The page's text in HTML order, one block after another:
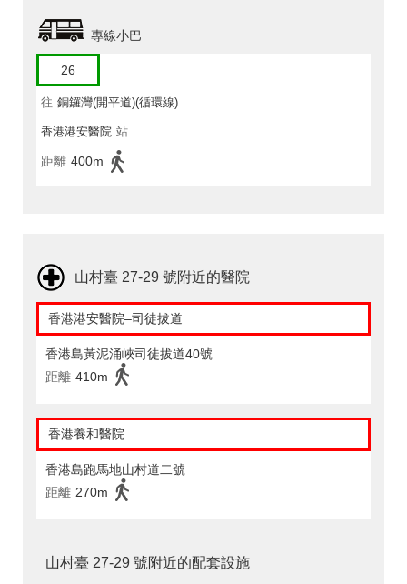
專線小巴
26
往 銅鑼灣(開平道)(循環線)
香港港安醫院 站
距離 400m
山村臺 27-29 號附近的醫院
香港港安醫院–司徒拔道
香港島黃泥涌峽司徒拔道40號
距離 410m
香港養和醫院
香港島跑馬地山村道二號
距離 270m
山村臺 27-29 號附近的配套設施